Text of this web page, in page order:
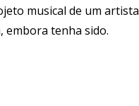
musical de um artista
embora tenha sido.